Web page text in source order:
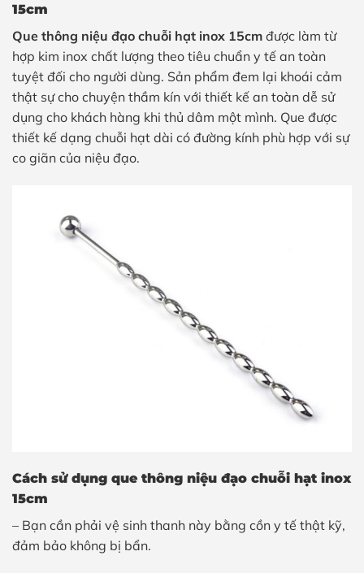
15cm
Que thông niệu đạo chuỗi hạt inox 15cm được làm từ
hợp kim inox chất lượng theo tiêu chuẩn y tế an toàn
tuyệt đối cho người dùng. Sản phẩm đem lại khoái cảm
thật sự cho chuyện thầm kín với thiết kế an toàn dễ sử
dụng cho khách hàng khi thủ dâm một mình. Que được
thiết kế dạng chuỗi hạt dài có đường kính phù hợp với sự
co giãn của niệu đạo.
Cách sử dụng que thông niệu đạo chuỗi hạt inox
15cm
– Bạn cần phải vệ sinh thanh này bằng cồn y tế thật kỹ,
đảm bảo không bị bẩn.